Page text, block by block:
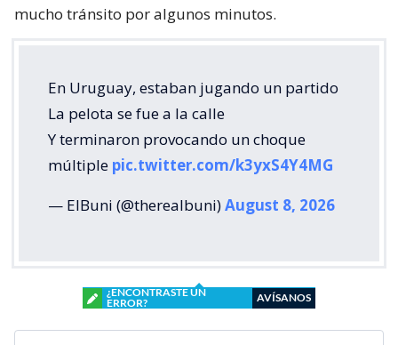
mucho tránsito por algunos minutos.
En Uruguay, estaban jugando un partido
La pelota se fue a la calle
Y terminaron provocando un choque
múltiple pic.twitter.com/k3yxS4Y4MG
— ElBuni (@therealbuni)August 8, 2026
¿ENCONTRASTE UN
ERROR?
AVÍSANOS